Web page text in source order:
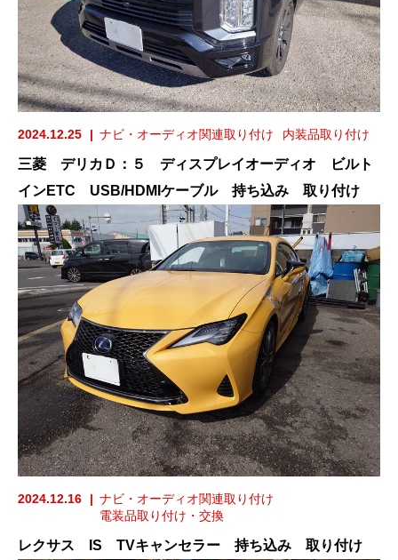
2024.12.25 ナビ・オーディオ関連取り付け 内装品取り付け
三菱 デリカＤ：５ ディスプレイオーディオ ビルト
インETC USB/HDMIケーブル 持ち込み 取り付け
2024.12.16
ナビ・オーディオ関連取り付け
電装品取り付け・交換
レクサス IS TVキャンセラー 持ち込み 取り付け